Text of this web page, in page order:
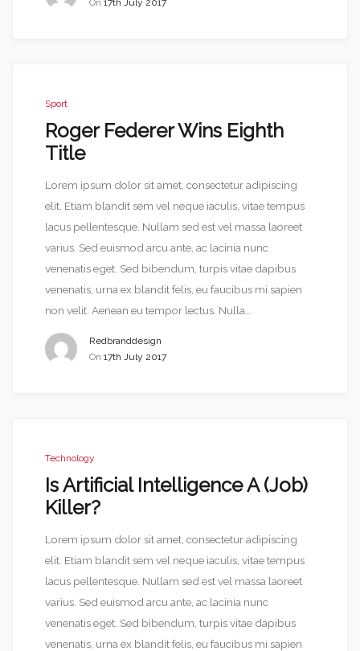
On 17th July 2017
Sport
Roger Federer Wins Eighth
Title
Lorem ipsum dolor sit amet, consectetur adipiscing
elit. Etiam blandit sem vel neque iaculis, vitae tempus
lacus pellentesque. Nullam sed est vel massa laoreet
varius. Sed euismod arcu ante, ac lacinia nunc
venenatis eget. Sed bibendum, turpis vitae dapibus
venenatis, urna ex blandit felis, eu faucibus mi sapien
non velit. Aenean eu tempor lectus. Nulla…
Redbranddesign
On 17th July 2017
Technology
Is Artificial Intelligence A (Job)
Killer?
Lorem ipsum dolor sit amet, consectetur adipiscing
elit. Etiam blandit sem vel neque iaculis, vitae tempus
lacus pellentesque. Nullam sed est vel massa laoreet
varius. Sed euismod arcu ante, ac lacinia nunc
venenatis eget. Sed bibendum, turpis vitae dapibus
venenatis, urna ex blandit felis, eu faucibus mi sapien